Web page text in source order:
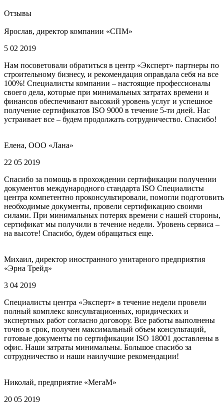
Отзывы
Ярослав, директор компании «СПМ»
5 02 2019
Нам посоветовали обратиться в центр «Эксперт» партнеры по
строительному бизнесу, и рекомендация оправдала себя на все
100%! Специалисты компании – настоящие профессионалы
своего дела, которые при минимальных затратах времени и
финансов обеспечивают высокий уровень услуг и успешное
получение сертификатов ISO 9000 в течение 5-ти дней. Нас
устраивает все – будем продолжать сотрудничество. Спасибо!
Елена, ООО «Лана»
22 05 2019
Спасибо за помощь в прохождении сертификации получении
документов международного стандарта ISO Специалисты
центра компетентно проконсультировали, помогли подготовить
необходимые документы, провели сертификацию своими
силами. При минимальных потерях времени с нашей стороны,
сертификат мы получили в течение недели. Уровень сервиса –
на высоте! Спасибо, будем обращаться еще.
Михаил, директор иностранного унитарного предприятия
«Эрна Трейд»
3 04 2019
Специалисты центра «Эксперт» в течение недели провели
полный комплекс консультационных, юридических и
экспертных работ согласно договору. Все работы выполнены
точно в срок, получен максимальный объем консультаций,
готовые документы по сертификации ISO 18001 доставлены в
офис. Наши затраты минимальны. Большое спасибо за
сотрудничество и наши наилучшие рекомендации!
Николай, предприятие «МегаМ»
20 05 2019